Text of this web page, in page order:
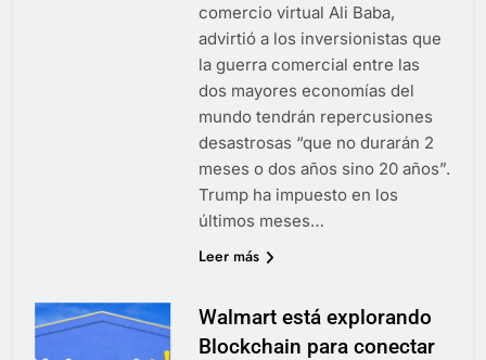
comercio virtual Ali Baba,
advirtió a los inversionistas que
la guerra comercial entre las
dos mayores economías del
mundo tendrán repercusiones
desastrosas “que no durarán 2
meses o dos años sino 20 años”.
Trump ha impuesto en los
últimos meses…
Leer más
Walmart está explorando
Blockchain para conectar